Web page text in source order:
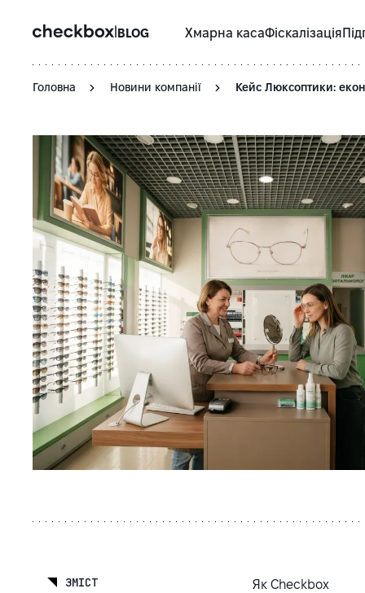
|BLOG Хмарна касаФіскалізація
Головна Новини компанії Кейс Люксоптики:
ЗМІСТ
Як Checkbox